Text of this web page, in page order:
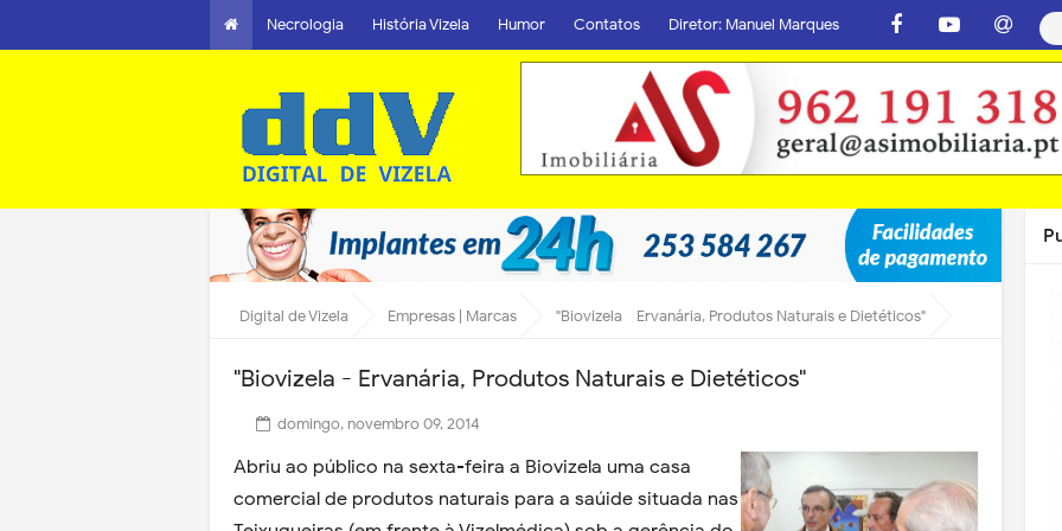
Necrologia História Vizela Humor Contatos Diretor: Manuel Marques
Digital de Vizela Empresas | Marcas "Biovizela - Ervanária, Produtos Naturais e Dietéticos"
"Biovizela - Ervanária, Produtos Naturais e Dietéticos"
domingo, novembro 09, 2014
Abriu ao público na sexta-feira a Biovizela uma casa
comercial de produtos naturais para a saúide situada nas